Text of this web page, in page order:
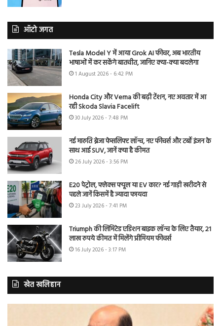
ऑटो जगत
Tesla Model Y में आया Grok AI फीचर, अब भारतीय
भाषाओं में कर सकेंगे बातचीत, जानिए क्या-क्या बदलेगा
1 August 2026 - 6:42 PM
Honda City और Verna की बढ़ी टेंशन, नए अवतार में आ
रही Skoda Slavia Facelift
30 July 2026 - 7:48 PM
नई मारुति ब्रेजा फेसलिफ्ट लॉन्च, नए फीचर्स और टर्बो इंजन के
साथ आई SUV, जानें क्या है कीमत
26 July 2026 - 3:56 PM
E20 पेट्रोल, फ्लेक्स फ्यूल या EV कार? नई गाड़ी खरीदने से
पहले जानें किसमें है ज्यादा फायदा
23 July 2026 - 7:41 PM
Triumph की लिमिटेड एडिशन बाइक लॉन्च के लिए तैयार, 21
लाख रुपये कीमत में मिलेंगे प्रीमियम फीचर्स
16 July 2026 - 3:17 PM
खेत खलिहान